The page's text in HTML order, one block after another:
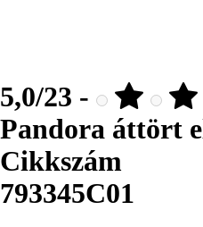
5,0/23 -
Pandora áttört
Cikkszám
793345C01